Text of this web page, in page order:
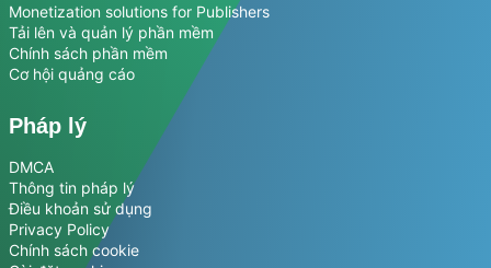
Monetization solutions for Publishers
Tải lên và quản lý phần mềm
Chính sách phần mềm
Cơ hội quảng cáo
Pháp lý
DMCA
Thông tin pháp lý
Điều khoản sử dụng
Privacy Policy
Chính sách cookie